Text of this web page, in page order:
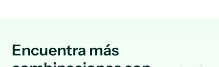
Encuentra más